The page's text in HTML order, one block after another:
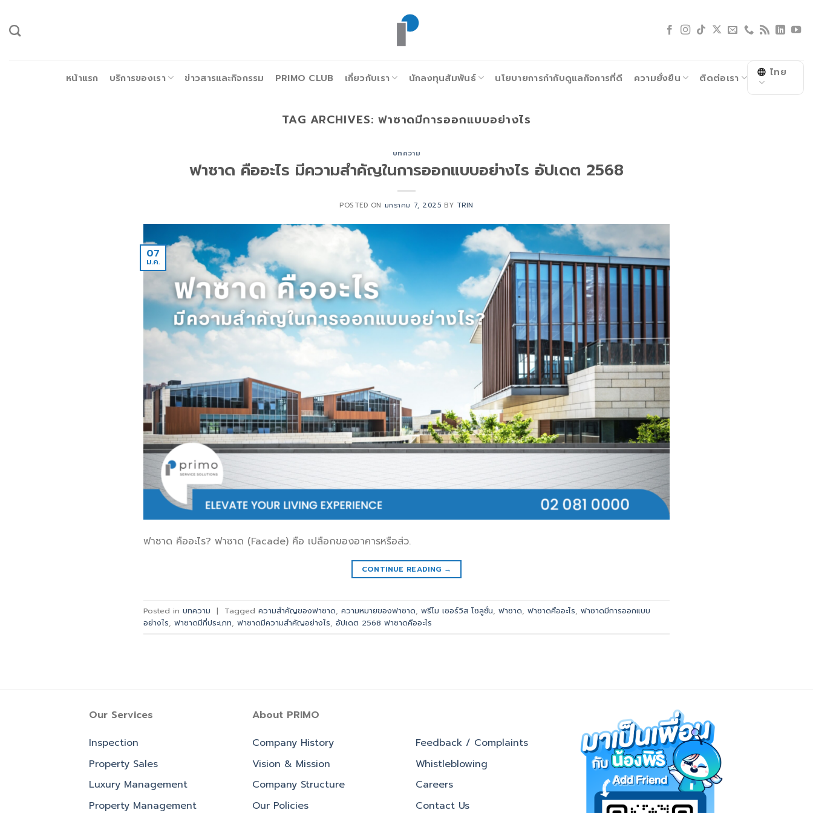
ยัง
หน้าแรก บริการของเรา ข่าวสารและกิจกรรม PRIMO CLUB เกี่ยวกับเรา นักลงทุนสัมพันธ์ นโยบายการกำกับดูแลกิจการที่ดี ความยั่งยืน ติดต่อเรา ไทย
TAG ARCHIVES: ฟาซาดมีการออกแบบอย่างไร
บทความ
ฟาซาด คืออะไร มีความสำคัญในการออกแบบอย่างไร อัปเดต 2568
POSTED ON มกราคม 7, 2025 BY TRIN
07
ม.ค.
ฟาซาด คืออะไร? ฟาซาด (Facade) คือ เปลือกของอาคารหรือส่ว.
CONTINUE READING →
Posted in บทความ | Tagged ความสำคัญของฟาซาด ความหมายของฟาซาด พรีโม เซอร์วิส โซลูชั่น ฟาซาด ฟาซาดคืออะไร ฟาซาดมีการออกแบบ
อย่างไร ฟาซาดมีกี่ประเภท ฟาซาดมีความสำคัญอย่างไร อัปเดต 2568 ฟาซาดคืออะไร
Our Services
Inspection
Property Sales
Luxury Management
Property Management
About PRIMO
Company History
Vision & Mission
Company Structure
Our Policies
Feedback / Complaints
Whistleblowing
Careers
Contact Us